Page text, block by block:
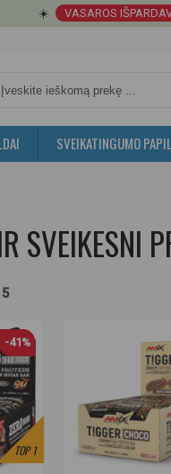
☀️ VASAROS
SVEIKATINGUMO
SVEIKESNI
TOP1
-41%